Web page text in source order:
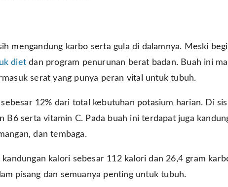
mengandung karbo serta gula di dalamnya. Meski
diet dan program penurunan berat badan. Buah ini
serat yang punya peran vital untuk tubuh.
12% dari total kebutuhan potasium harian. Di
B6 serta vitamin C. Pada buah ini terdapat juga
dan tembaga.
kalori sebesar 112 kalori dan 26,4 gram
pisang dan semuanya penting untuk tubuh.